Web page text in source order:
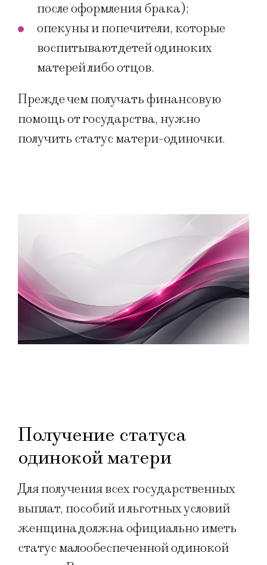
после оформления брака);
опекуны и попечители, которые
воспитывают детей одиноких
матерей либо отцов.
Прежде чем получать финансовую
помощь от государства, нужно
получить статус матери-одиночки.
Получение статуса
одинокой матери
Для получения всех государственных
выплат, пособий и льготных условий
женщина должна официально иметь
статус малообеспеченной одинокой